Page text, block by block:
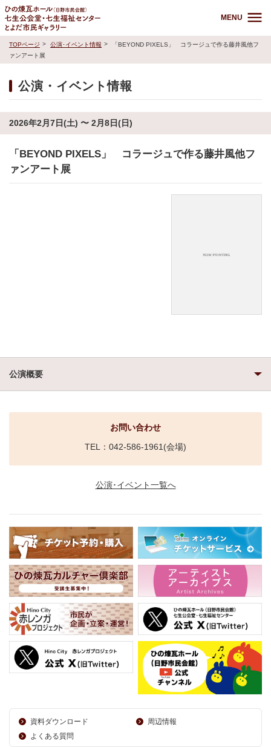
MENU
TOPページ 公演･イベント情報
「BEYOND PIXELS」 コラージュで作る藤井風他フ
ァンアート展
公演・イベント情報
2026年2月7日(土) 〜 2月8日(日)
「BEYOND PIXELS」 コラージュで作る藤井風他フ
ァンアート展
公演概要
お問い合わせ
TEL：042-586-1961(会場)
公演･イベント一覧へ
資料ダウンロード
周辺情報
よくある質問